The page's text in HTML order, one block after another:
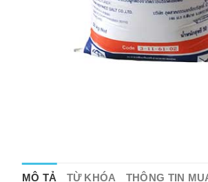
MÔ TẢ TỪ KHÓA THÔNG TIN